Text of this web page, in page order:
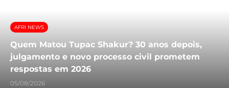
AFRI NEWS
Quem Matou Tupac Shakur? 30 anos depois,
julgamento e novo processo civil prometem
respostas em 2026
05/08/2026